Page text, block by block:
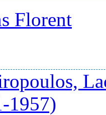
Florent
1957)